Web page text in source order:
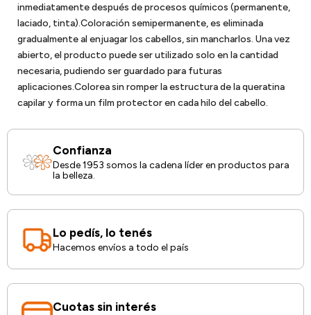
inmediatamente después de procesos químicos (permanente,
laciado, tinta).Coloración semipermanente, es eliminada
gradualmente al enjuagar los cabellos, sin mancharlos. Una vez
abierto, el producto puede ser utilizado solo en la cantidad
necesaria, pudiendo ser guardado para futuras
aplicaciones.Colorea sin romper la estructura de la queratina
capilar y forma un film protector en cada hilo del cabello.
Confianza
Desde 1953 somos la cadena líder en productos para
la belleza.
Lo pedís, lo tenés
Hacemos envíos a todo el país
Cuotas sin interés